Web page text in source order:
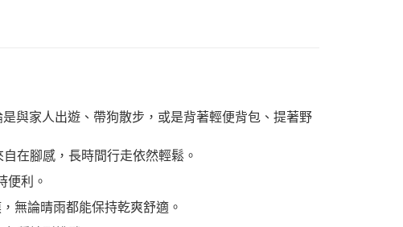
與家人出遊、帶狗散步，或是背著輕便背包、提著野
在腳感，長時間行走依然輕鬆。
便利。
無論晴雨都能保持乾爽舒適。